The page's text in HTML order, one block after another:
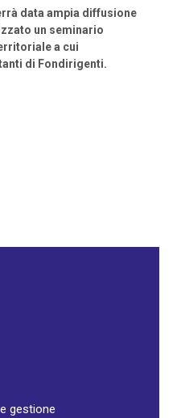
data ampia diffusione
un seminario
a cui
di Fondirigenti.
gestione